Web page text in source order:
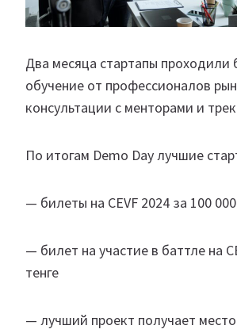
Два месяца стартапы проходили
обучение от профессионалов
консультации с менторами и
По итогам Demo Day лучшие
— билеты на CEVF 2024 за 100
— билет на участие в баттле на
тенге
— лучший проект получает место